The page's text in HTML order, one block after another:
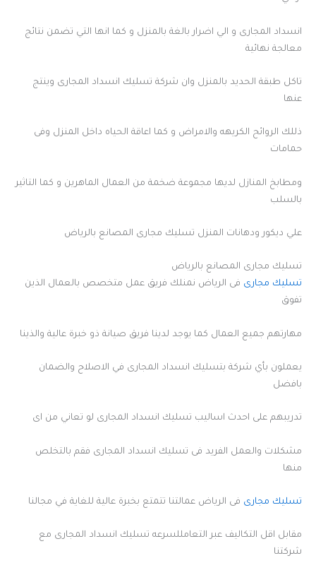
انسداد المجارى و الي اضرار بالغة بالمنزل و كما انها التي تضمن نتائج
معالجة نهائية
تاكل طبقة الحديد بالمنزل وان شركة تسليك انسداد المجارى وينتج
عنها
ذللك الروائح الكريهه والامراض و كما اعاقة الحياه داخل المنزل وفى
حمامات
ومطابخ المنازل لديها مجموعة ضخمة من العمال الماهرين و كما التاثير
بالسلب
علي ديكور ودهانات المنزل تسليك مجارى المصانع بالرياض
تسليك مجارى المصانع بالرياض
تسليك مجارى فى الرياض نمنلك فريق عمل متخصص بالعمال الذين
تفوق
مهارتهم جميع العمال كما يوجد لدينا فريق صيانة ذو خبرة عالية والذينا
يعملون بأي شركة بتسليك انسداد المجارى في الاصلاح والضمان
بافضل
تدريبهم على احدث اساليب تسليك انسداد المجارى لو تعاني من اى
مشكلات والعمل الفريد فى تسليك انسداد المجارى فقم بالتخلص
منها
تسليك مجارى فى الرياض عمالتنا تتمتع بخبرة عالية للغاية في مجالنا
مقابل اقل التكاليف عبر التعامللسرعه تسليك انسداد المجارى مع
شركتنا